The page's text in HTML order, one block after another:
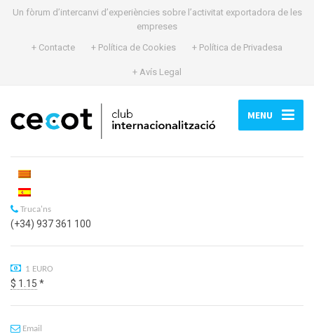
Un fòrum d’intercanvi d’experiències sobre l’activitat exportadora de les
empreses
+ Contacte
+ Política de Cookies + Política de Privadesa
+ Avís Legal
MENU
Truca'ns
(+34) 937 361 100
1 EURO
$ 1.15 *
Email